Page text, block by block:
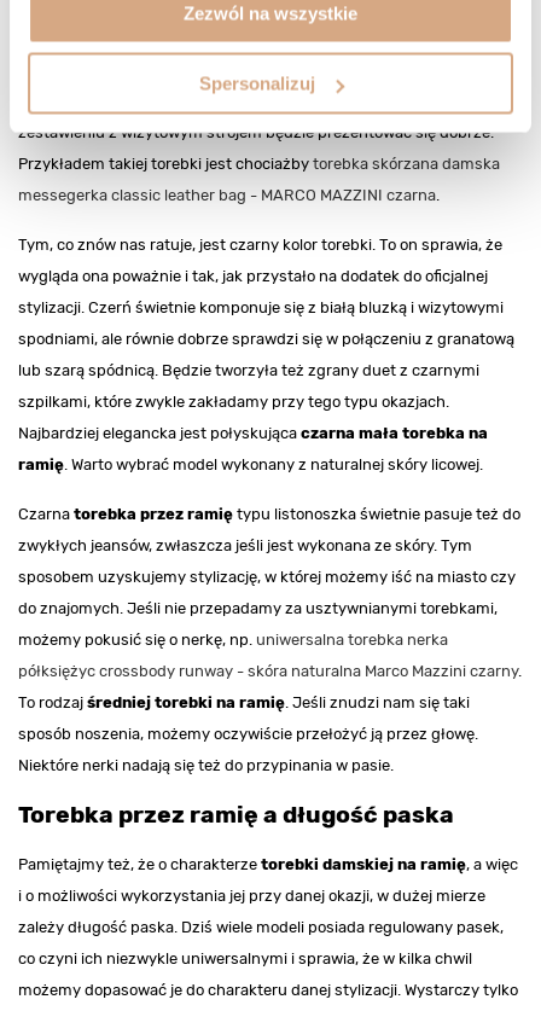
Zezwól na wszystkie
Spersonalizuj
randkę. Oczywiście wiele zależy też od stylu torebki, gdyż nie każda
listonoszka założona przez ramię nada się na oficjalne wyjścia. Jeśli
zestawieniu z wizytowym strojem będzie prezentować się dobrze.
Przykładem takiej torebki jest chociażby torebka skórzana damska
messegerka classic leather bag - MARCO MAZZINI czarna.
Tym, co znów nas ratuje, jest czarny kolor torebki. To on sprawia, że
wygląda ona poważnie i tak, jak przystało na dodatek do oficjalnej
stylizacji. Czerń świetnie komponuje się z białą bluzką i wizytowymi
spodniami, ale równie dobrze sprawdzi się w połączeniu z granatową
lub szarą spódnicą. Będzie tworzyła też zgrany duet z czarnymi
szpilkami, które zwykle zakładamy przy tego typu okazjach.
Najbardziej elegancka jest połyskująca czarna mała torebka na
ramię. Warto wybrać model wykonany z naturalnej skóry licowej.
Czarna torebka przez ramię typu listonoszka świetnie pasuje też do
zwykłych jeansów, zwłaszcza jeśli jest wykonana ze skóry. Tym
sposobem uzyskujemy stylizację, w której możemy iść na miasto czy
do znajomych. Jeśli nie przepadamy za usztywnianymi torebkami,
możemy pokusić się o nerkę, np. uniwersalna torebka nerka
półksiężyc crossbody runway - skóra naturalna Marco Mazzini czarny.
To rodzaj średniej torebki na ramię. Jeśli znudzi nam się taki
sposób noszenia, możemy oczywiście przełożyć ją przez głowę.
Niektóre nerki nadają się też do przypinania w pasie.
Torebka przez ramię a długość paska
Pamiętajmy też, że o charakterze torebki damskiej na ramię, a więc
i o możliwości wykorzystania jej przy danej okazji, w dużej mierze
zależy długość paska. Dziś wiele modeli posiada regulowany pasek,
co czyni ich niezwykle uniwersalnymi i sprawia, że w kilka chwil
możemy dopasować je do charakteru danej stylizacji. Wystarczy tylko